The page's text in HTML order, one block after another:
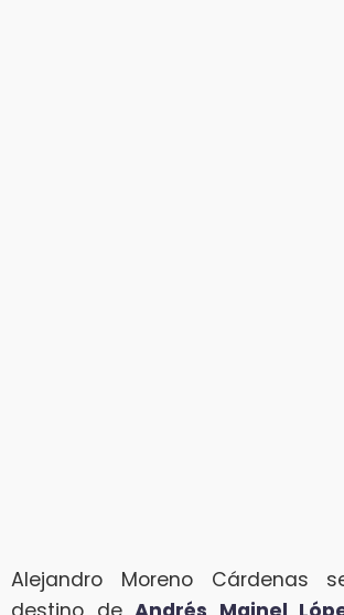
Alejandro Moreno Cárdenas